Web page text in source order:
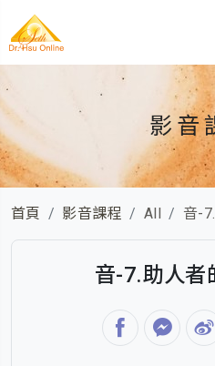
影音
首頁 影音課程 All 音-
音-7.助人者